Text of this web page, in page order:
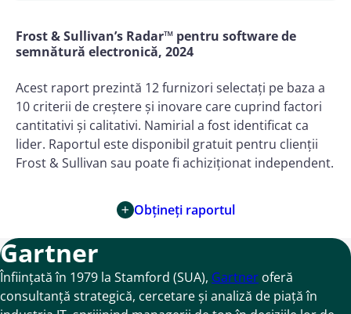
Frost & Sullivan’s Radar™ pentru software de
semnătură electronică, 2024
Acest raport prezintă 12 furnizori selectați pe baza a
10 criterii de creștere și inovare care cuprind factori
cantitativi și calitativi. Namirial a fost identificat ca
lider. Raportul este disponibil gratuit pentru clienții
Frost & Sullivan sau poate fi achiziționat independent.
Obțineți raportul
Gartner
Înființată în 1979 la Stamford (SUA), Gartner oferă
consultanță strategică, cercetare și analiză de piață în